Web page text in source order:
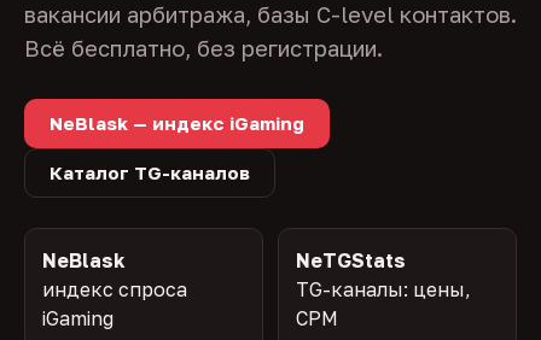
вакансии арбитража, базы C-level контактов.
Всё бесплатно, без регистрации.
NeBlask — индекс iGaming
Каталог TG-каналов
NeBlask
индекс спроса
iGaming
NeTGStats
TG-каналы: цены,
CPM